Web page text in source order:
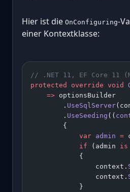
Hier ist die OnConfiguring-
einer Kontextklasse:
// .NET 11, EF Core 11
protected
override void
    =>
optionsBuilder
        .
UseSqlServer
        .
UseSeeding ((
        {
            var
admin =
            if
(admin is
            {
                context.
                context.
            }